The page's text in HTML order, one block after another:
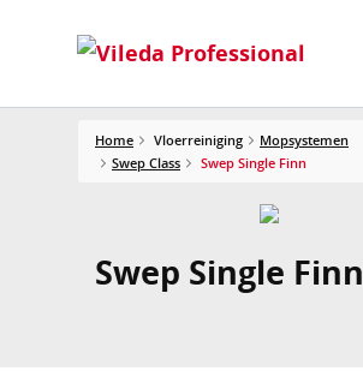
Home Vloerreiniging
Mopsystemen
Swep Class
Swep Single Finn
Swep Single Finn